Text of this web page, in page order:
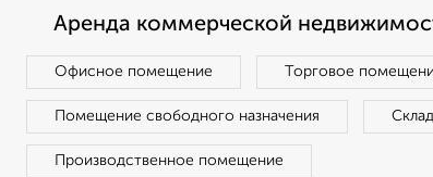
Аренда коммерческой
Офисное помещение Торговое
Помещение свободного назначения
Производственное помещение